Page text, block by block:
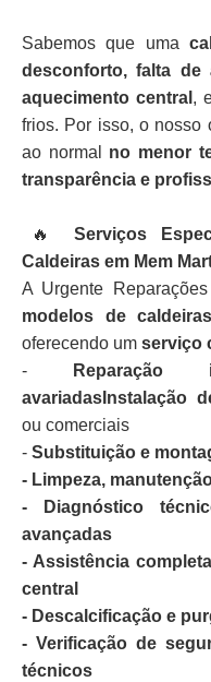
Sabemos que uma
desconforto, falta
aquecimento central ,
frios. Por isso, o nosso
ao normal no menor
transparência e
🔥
Serviços
Caldeiras em Mem
A Urgente
modelos de
oferecendo um serviço
-
avariadasInstalação
ou comerciais
- Substituição e
- Limpeza,
- Diagnóstico
avançadas
- Assistência
central
- Descalcificação e
- Verificação de
técnicos